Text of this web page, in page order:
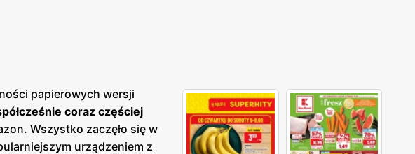
papierowych wersji
coraz częściej
Wszystko zaczęło się w
urządzeniem z